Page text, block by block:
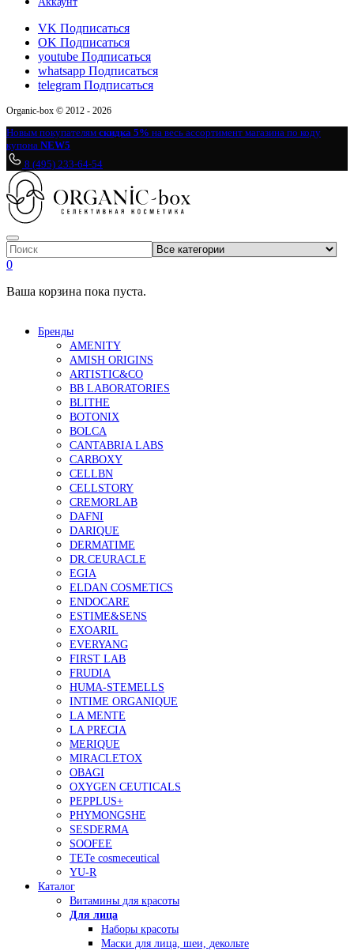
VK Подписаться
OK Подписаться
youtube Подписаться
whatsapp Подписаться
telegram Подписаться
Organic-box © 2012 - 2026
Новым покупателям скидка 5% на весь ассортимент магазина по коду
купона NEW5
8 (495) 233-64-54
0
Ваша корзина пока пуста.
Бренды
AMENITY
AMISH ORIGINS
ARTISTIC&CO
BB LABORATORIES
BLITHE
BOTONIX
BOLCA
CANTABRIA LABS
CARBOXY
CELLBN
CELLSTORY
CREMORLAB
DAFNI
DARIQUE
DERMATIME
DR.CEURACLE
EGIA
ELDAN COSMETICS
ENDOCARE
ESTIME&SENS
EXOARIL
EVERYANG
FIRST LAB
FRUDIA
HUMA-STEMELLS
INTIME ORGANIQUE
LA MENTE
LA PRECIA
MERIQUE
MIRACLETOX
OBAGI
OXYGEN CEUTICALS
PEPPLUS+
PHYMONGSHE
SESDERMA
SOOFEE
TETe cosmeceutical
YU-R
Каталог
Витамины для красоты
Для лица
Наборы красоты
Маски для лица, шеи, декольте